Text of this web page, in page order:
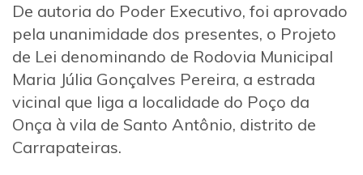
De autoria do Poder Executivo, foi aprovado
pela unanimidade dos presentes, o Projeto
de Lei denominando de Rodovia Municipal
Maria Júlia Gonçalves Pereira, a estrada
vicinal que liga a localidade do Poço da
Onça à vila de Santo Antônio, distrito de
Carrapateiras.